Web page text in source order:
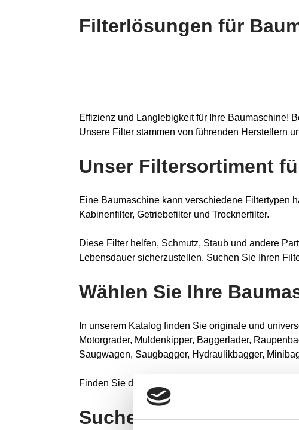
Filterlösungen für
Effizienz und Langlebigkeit für Ihre Baumaschine!
Unsere Filter stammen von führenden Herstellern
Unser Filtersortiment
Eine Baumaschine kann verschiedene Filtertypen
Kabinenfilter, Getriebefilter und Trocknerfilter.
Diese Filter helfen, Schmutz, Staub und andere
Lebensdauer sicherzustellen. Suchen Sie Ihren
Wählen Sie Ihre
In unserem Katalog finden Sie originale und
Motorgrader, Muldenkipper, Baggerlader,
Saugwagen, Saugbagger, Hydraulikbagger,
Finden Sie den richtigen Maschinentyp in unserem
Suchen Sie nach Ihrer